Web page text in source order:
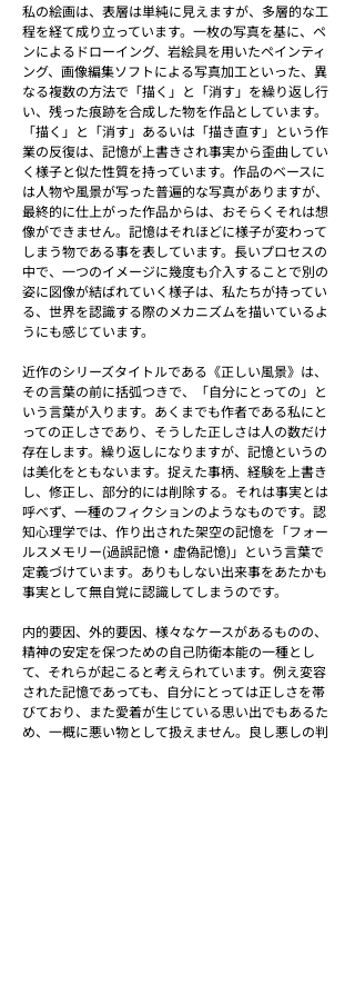
私の絵画は、表層は単純に見えますが、多層的な工
程を経て成り立っています。一枚の写真を基に、ペ
ンによるドローイング、岩絵具を用いたペインティ
ング、画像編集ソフトによる写真加工といった、異
なる複数の方法で「描く」と「消す」を繰り返し行
い、残った痕跡を合成した物を作品としています。
「描く」と「消す」あるいは「描き直す」という作
業の反復は、記憶が上書きされ事実から歪曲してい
く様子と似た性質を持っています。作品のベースに
は人物や風景が写った普遍的な写真がありますが、
最終的に仕上がった作品からは、おそらくそれは想
像ができません。記憶はそれほどに様子が変わって
しまう物である事を表しています。長いプロセスの
中で、一つのイメージに幾度も介入することで別の
姿に図像が結ばれていく様子は、私たちが持ってい
る、世界を認識する際のメカニズムを描いているよ
うにも感じています。
近作のシリーズタイトルである《正しい風景》は、
その言葉の前に括弧つきで、「自分にとっての」と
いう言葉が入ります。あくまでも作者である私にと
っての正しさであり、そうした正しさは人の数だけ
存在します。繰り返しになりますが、記憶というの
は美化をともないます。捉えた事柄、経験を上書き
し、修正し、部分的には削除する。それは事実とは
呼べず、一種のフィクションのようなものです。認
知心理学では、作り出された架空の記憶を「フォー
ルスメモリー(過誤記憶・虚偽記憶)」という言葉で
定義づけています。ありもしない出来事をあたかも
事実として無自覚に認識してしまうのです。
内的要因、外的要因、様々なケースがあるものの、
精神の安定を保つための自己防衛本能の一種とし
て、それらが起こると考えられています。例え変容
された記憶であっても、自分にとっては正しさを帯
びており、また愛着が生じている思い出でもあるた
め、一概に悪い物として扱えません。良し悪しの判